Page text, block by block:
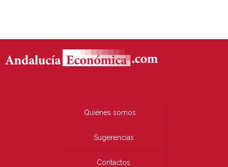
Quiénes somos
Sugerencias
Contactos